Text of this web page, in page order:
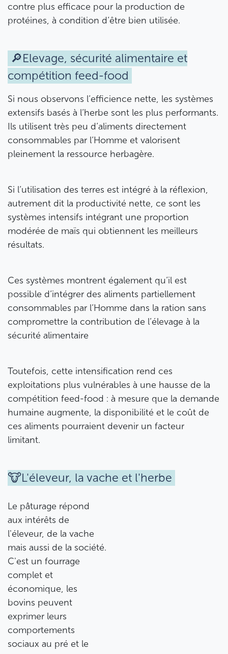
contre plus efficace pour la production de
protéines, à condition d’être bien utilisée.
🔎Elevage, sécurité alimentaire et
compétition feed-food
Si nous observons l’efficience nette, les systèmes
extensifs basés à l’herbe sont les plus performants.
Ils utilisent très peu d’aliments directement
consommables par l’Homme et valorisent
pleinement la ressource herbagère.
Si l’utilisation des terres est intégré à la réflexion,
autrement dit la productivité nette, ce sont les
systèmes intensifs intégrant une proportion
modérée de maïs qui obtiennent les meilleurs
résultats.
Ces systèmes montrent également qu’il est
possible d’intégrer des aliments partiellement
consommables par l’Homme dans la ration sans
compromettre la contribution de l’élevage à la
sécurité alimentaire
Toutefois, cette intensification rend ces
exploitations plus vulnérables à une hausse de la
compétition feed-food : à mesure que la demande
humaine augmente, la disponibilité et le coût de
ces aliments pourraient devenir un facteur
limitant.
🐮L'éleveur, la vache et l'herbe
Le pâturage répond
aux intérêts de
l'éleveur, de la vache
mais aussi de la société.
C'est un fourrage
complet et
économique, les
bovins peuvent
exprimer leurs
comportements
sociaux au pré et le